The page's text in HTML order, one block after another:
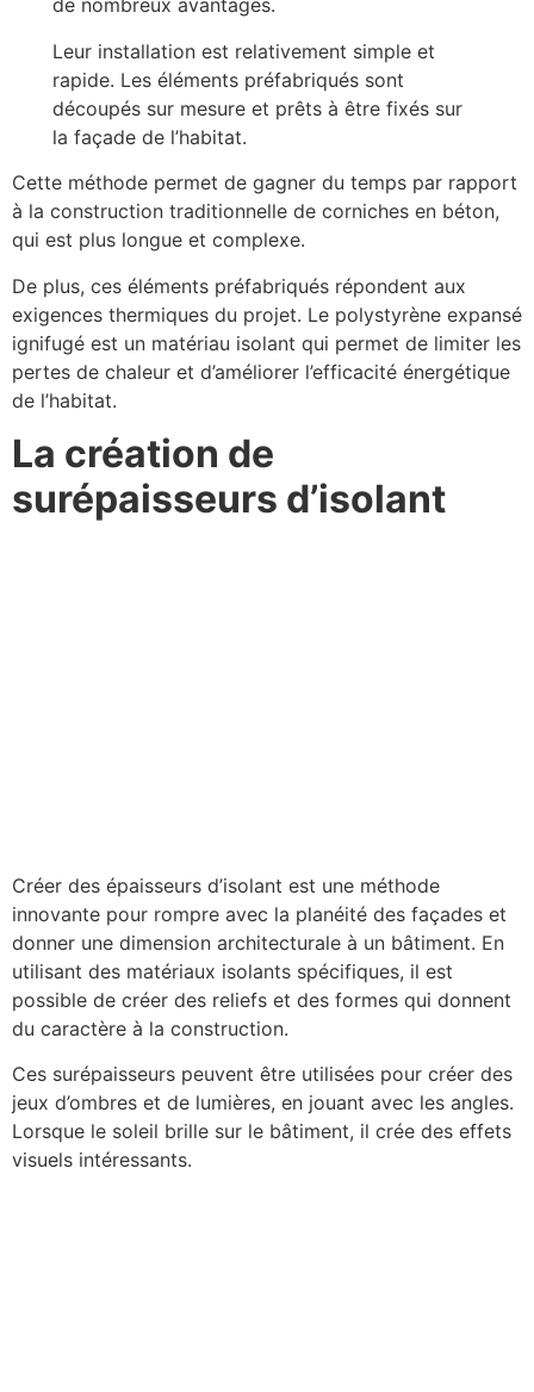
de nombreux avantages.
Leur installation est relativement simple et
rapide. Les éléments préfabriqués sont
découpés sur mesure et prêts à être fixés sur
la façade de l’habitat.
Cette méthode permet de gagner du temps par rapport
à la construction traditionnelle de corniches en béton,
qui est plus longue et complexe.
De plus, ces éléments préfabriqués répondent aux
exigences thermiques du projet. Le polystyrène expansé
ignifugé est un matériau isolant qui permet de limiter les
pertes de chaleur et d’améliorer l’efficacité énergétique
de l’habitat.
La création de
surépaisseurs d’isolant
Créer des épaisseurs d’isolant est une méthode
innovante pour rompre avec la planéité des façades et
donner une dimension architecturale à un bâtiment. En
utilisant des matériaux isolants spécifiques, il est
possible de créer des reliefs et des formes qui donnent
du caractère à la construction.
Ces surépaisseurs peuvent être utilisées pour créer des
jeux d’ombres et de lumières, en jouant avec les angles.
Lorsque le soleil brille sur le bâtiment, il crée des effets
visuels intéressants.